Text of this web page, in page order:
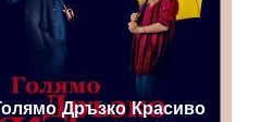
Голямо Дръзко Красиво